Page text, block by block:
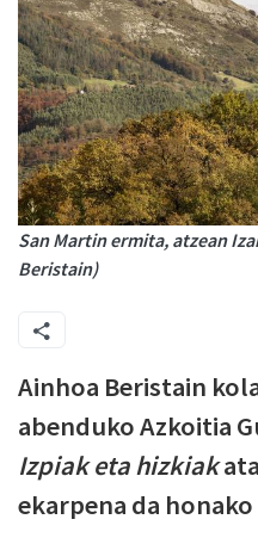
San Martin ermita, atzean
Beristain)
Ainhoa Beristain
abenduko Azkoitia
Izpiak eta hizkiak
ekarpena da honako